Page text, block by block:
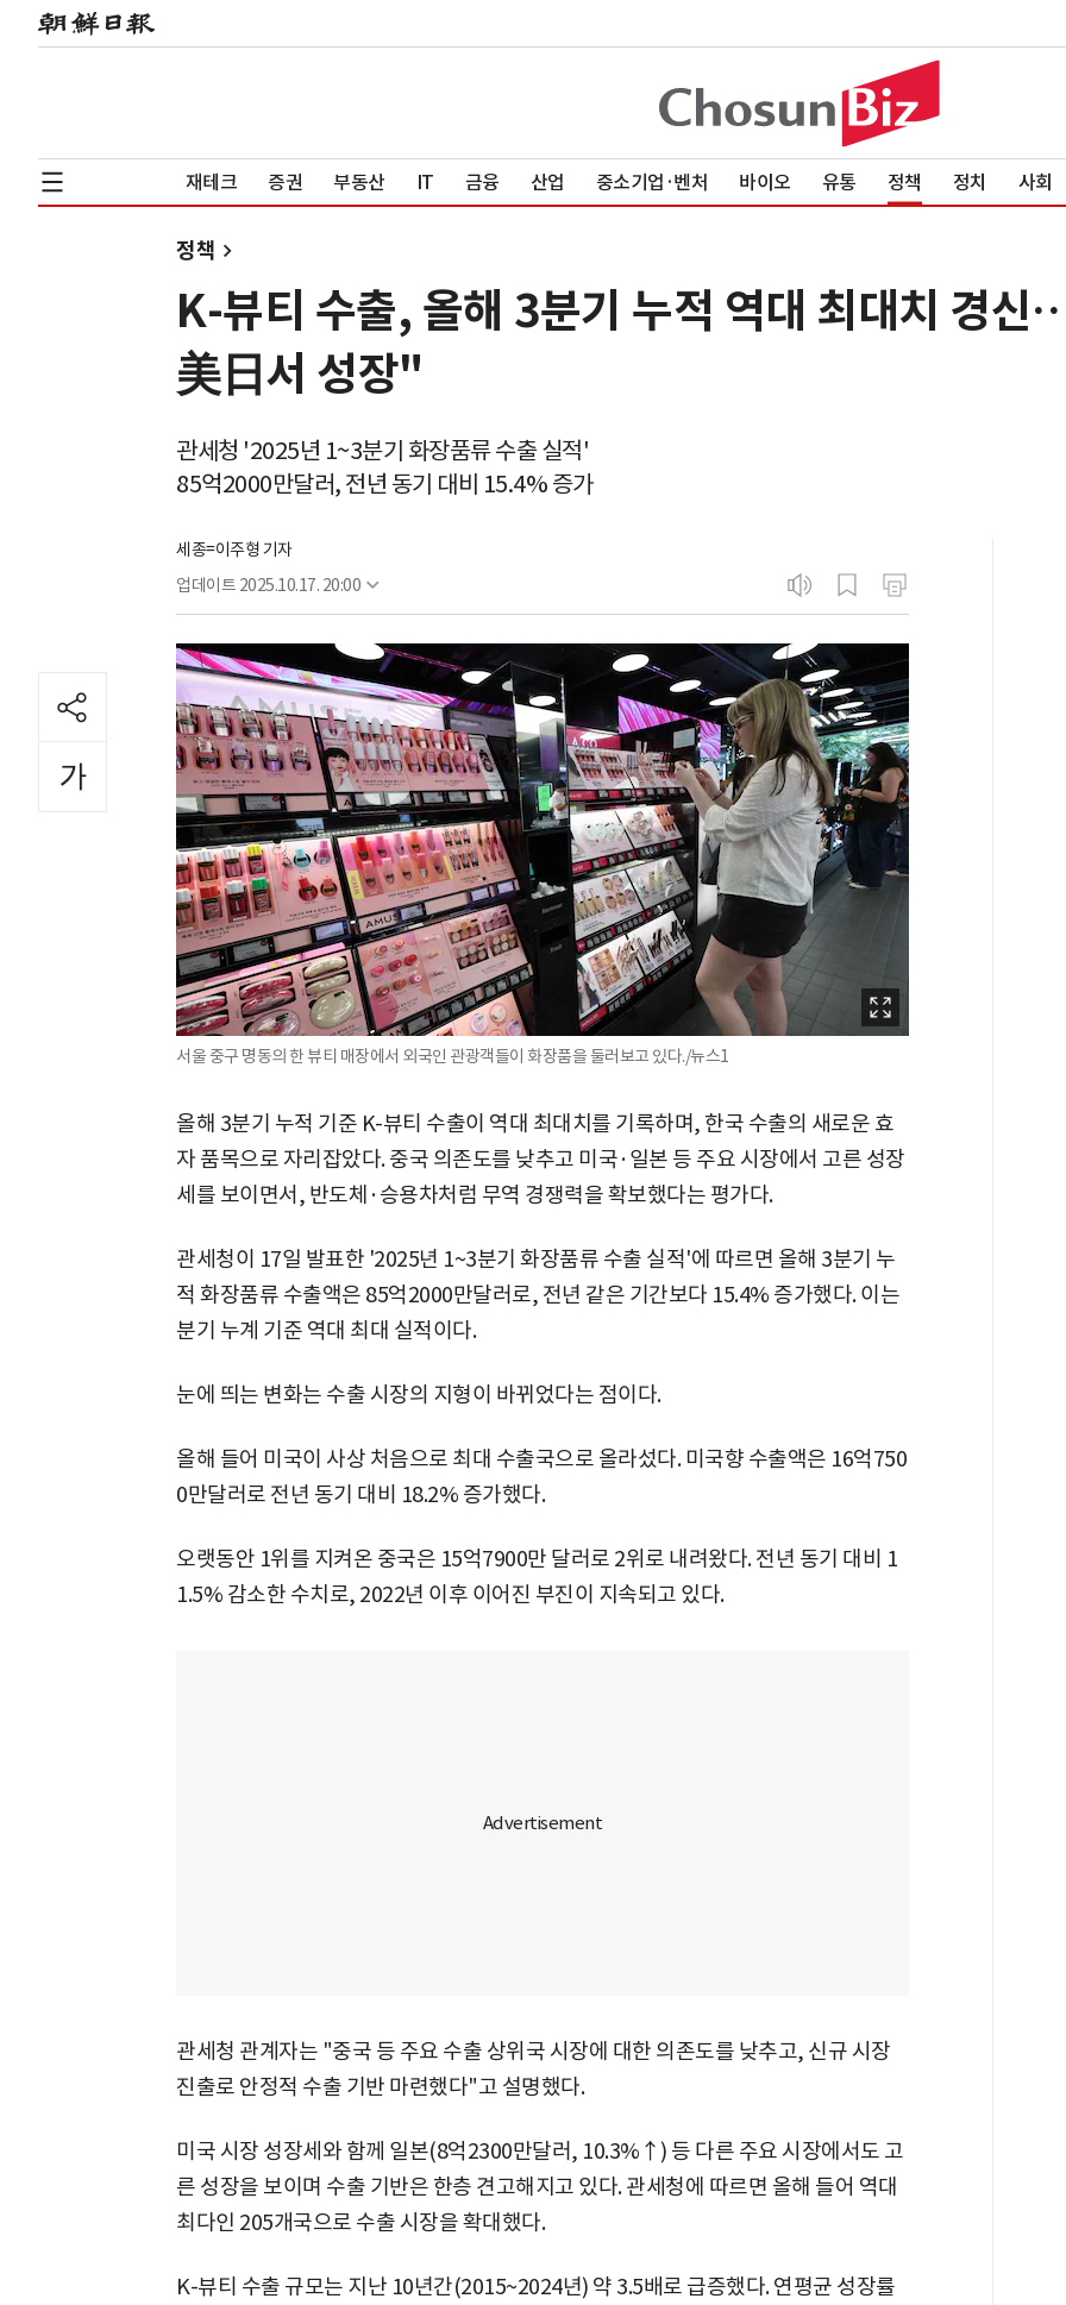
재테크 증권 부동산 IT 금융 산업 중소기업·벤처 바이오 유통 정책 정치 사회
정책
K-뷰티 수출, 올해 3분기 누적 역대 최대치 경
美日서 성장"
관세청 '2025년 1~3분기 화장품류 수출 실적'
85억2000만달러, 전년 동기 대비 15.4% 증가
세종=이주형 기자
업데이트 2025.10.17. 20:00
서울 중구 명동의 한 뷰티 매장에서 외국인 관광객들이 화장품을 둘러보고 있다./뉴스1
올해 3분기 누적 기준 K-뷰티 수출이 역대 최대치를 기록하며, 한국 수출의 새로운 효
자 품목으로 자리잡았다. 중국 의존도를 낮추고 미국·일본 등 주요 시장에서 고른 성장
세를 보이면서, 반도체·승용차처럼 무역 경쟁력을 확보했다는 평가다.
관세청이 17일 발표한 '2025년 1~3분기 화장품류 수출 실적'에 따르면 올해 3분기 누
적 화장품류 수출액은 85억2000만달러로, 전년 같은 기간보다 15.4% 증가했다. 이는
분기 누계 기준 역대 최대 실적이다.
눈에 띄는 변화는 수출 시장의 지형이 바뀌었다는 점이다.
올해 들어 미국이 사상 처음으로 최대 수출국으로 올라섰다. 미국향 수출액은 16억750
0만달러로 전년 동기 대비 18.2% 증가했다.
오랫동안 1위를 지켜온 중국은 15억7900만 달러로 2위로 내려왔다. 전년 동기 대비 1
1.5% 감소한 수치로, 2022년 이후 이어진 부진이 지속되고 있다.
관세청 관계자는 "중국 등 주요 수출 상위국 시장에 대한 의존도를 낮추고, 신규 시장
진출로 안정적 수출 기반 마련했다"고 설명했다.
미국 시장 성장세와 함께 일본(8억2300만달러, 10.3%↑) 등 다른 주요 시장에서도 고
른 성장을 보이며 수출 기반은 한층 견고해지고 있다. 관세청에 따르면 올해 들어 역대
최다인 205개국으로 수출 시장을 확대했다.
K-뷰티 수출 규모는 지난 10년간(2015~2024년) 약 3.5배로 급증했다. 연평균 성장률